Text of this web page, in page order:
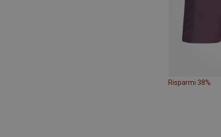
Risparmi 38%